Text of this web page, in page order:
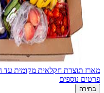
מארז תוצרת חקלאית מקומית עד
פרטים נוספים
בחירה